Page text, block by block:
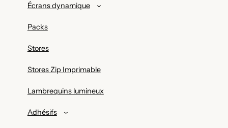
Écrans dynamique
Packs
Stores
Stores Zip Imprimable
Lambrequins lumineux
Adhésifs